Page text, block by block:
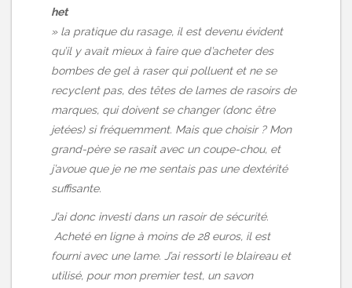
het
» la pratique du rasage, il est devenu évident
qu’il y avait mieux à faire que d’acheter des
bombes de gel à raser qui polluent et ne se
recyclent pas, des têtes de lames de rasoirs de
marques, qui doivent se changer (donc être
jetées) si fréquemment. Mais que choisir ? Mon
grand-père se rasait avec un coupe-chou, et
j’avoue que je ne me sentais pas une dextérité
suffisante.
J’ai donc investi dans un rasoir de sécurité.
Acheté en ligne à moins de 28 euros, il est
fourni avec une lame. J’ai ressorti le blaireau et
utilisé, pour mon premier test, un savon